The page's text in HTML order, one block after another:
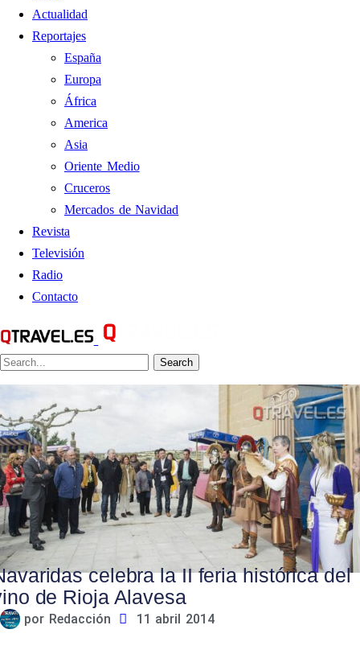
Actualidad
Reportajes
España
Europa
África
America
Asia
Oriente Medio
Cruceros
Mercados de Navidad
Revista
Televisión
Radio
Contacto
Search
celebra la II feria histórica del
de Rioja Alavesa
por Redacción 11 abril 2014